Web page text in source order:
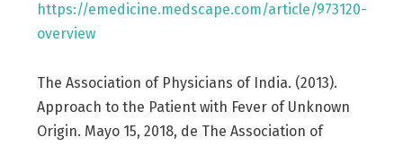
https://emedicine.medscape.com/article/973120-
overview
The Association of Physicians of India. (2013).
Approach to the Patient with Fever of Unknown
Origin. Mayo 15, 2018, de The Association of